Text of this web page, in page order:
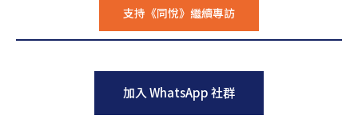
支持《同悅》繼續專訪
加入 WhatsApp 社群